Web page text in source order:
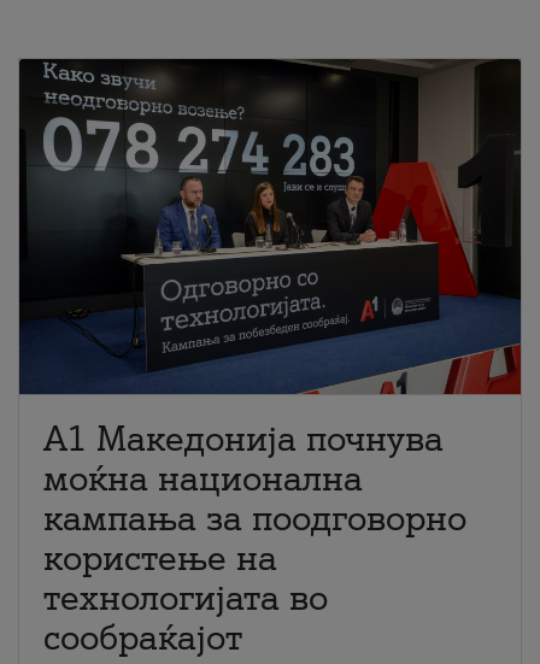
A1 Македонија почнува
моќна национална
кампања за поодговорно
користење на
технологијата во
сообраќајот